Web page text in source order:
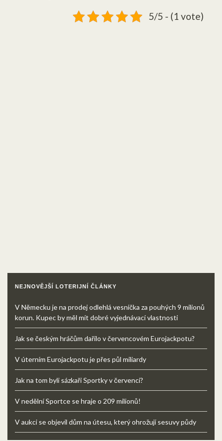
5/5 - (1 vote)
NEJNOVĚJŠÍ LOTERIJNÍ ČLÁNKY
V Německu je na prodej odlehlá vesnička za pouhých 9 milionů
korun. Kupec by měl mít dobré vyjednávací vlastnosti
Jak se českým hráčům dařilo v červencovém Eurojackpotu?
V úterním Eurojackpotu je přes půl miliardy
Jak na tom byli sázkaři Sportky v červenci?
V nedělní Sportce se hraje o 209 milionů!
V aukci se objevil dům na útesu, který ohrožují sesuvy půdy